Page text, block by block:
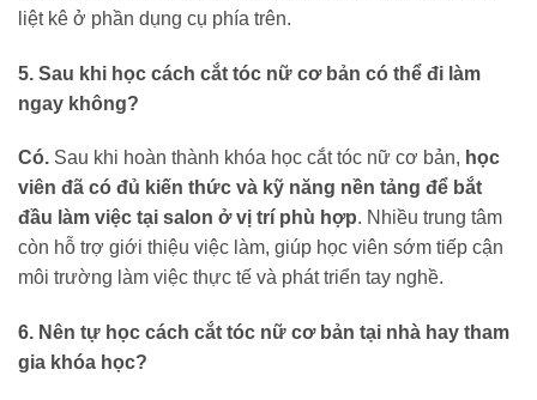
liệt kê ở phần dụng cụ phía trên.
5. Sau khi học cách cắt tóc nữ cơ bản có thể đi làm
ngay không?
Có. Sau khi hoàn thành khóa học cắt tóc nữ cơ bản, học
viên đã có đủ kiến thức và kỹ năng nền tảng để bắt
đầu làm việc tại salon ở vị trí phù hợp. Nhiều trung tâm
còn hỗ trợ giới thiệu việc làm, giúp học viên sớm tiếp cận
môi trường làm việc thực tế và phát triển tay nghề.
6. Nên tự học cách cắt tóc nữ cơ bản tại nhà hay tham
gia khóa học?